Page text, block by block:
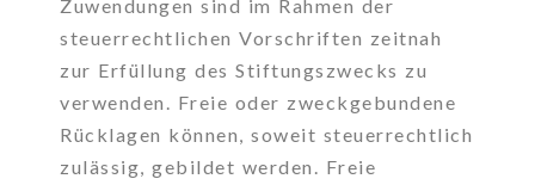
Zuwendungen sind im Rahmen der
steuerrechtlichen Vorschriften zeitnah
zur Erfüllung des Stiftungszwecks zu
verwenden. Freie oder zweckgebundene
Rücklagen können, soweit steuerrechtlich
zulässig, gebildet werden. Freie